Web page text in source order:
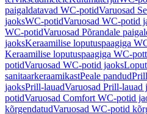
paigaldatavad WC-potidVaruosad
jaoksWC-potidVaruosad WC-potid
WC-potidVaruosad Põrandale
jaoksKeraamilise loputuspaagiga
Keraamilise loputuspaagiga WC-
potidVaruosad WC-potid jaoks
sanitaarkeraamikastPeale pandud
jaoksPrill-lauadVaruosad Prill-lauad
potidVaruosad Comfort WC-potid
kõrgendatudVaruosad WC-potid